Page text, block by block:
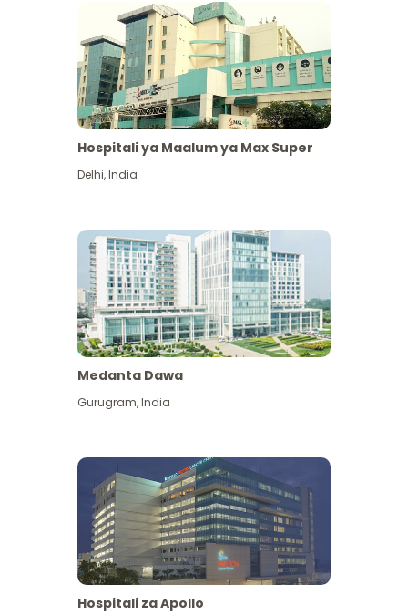
Hospitali ya Maalum ya Max Super
Delhi,India
Medanta Dawa
Gurugram,India
Hospitali za Apollo